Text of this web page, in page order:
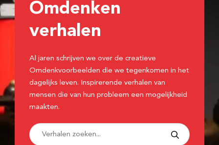
Omdenken
verhalen
Al jaren schrijven we over de creatieve
Omdenkvoorbeelden die we tegenkomen in het
dagelijks leven. Inspirerende verhalen van
mensen die van hun probleem een mogelijkheid
maakten.